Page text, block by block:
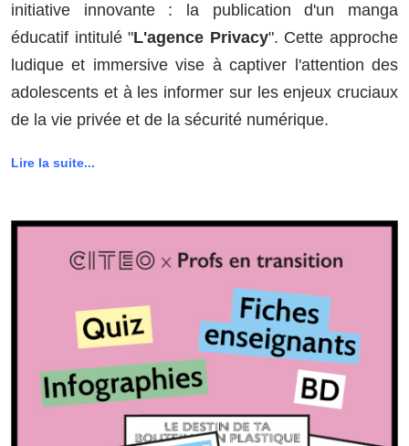
initiative innovante : la publication d'un manga
éducatif intitulé "L'agence Privacy". Cette approche
ludique et immersive vise à captiver l'attention des
adolescents et à les informer sur les enjeux cruciaux
de la vie privée et de la sécurité numérique.
Lire la suite...